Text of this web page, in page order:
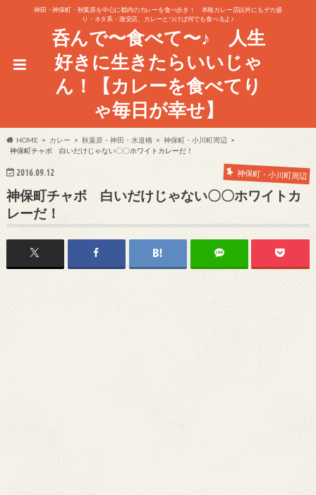
神田・神保町・秋葉原を中心に都内のカレーを食べ歩き！ 本格カレー店以外にもデカ盛
り・ネタ系・激安店、カレーとつけば何でも食べるよ♪
呑んで〜食べて〜♪ 人生
好きに生きたらいいじゃ
ん！【カレーを食べてり
ゃ毎日が幸せ】
HOME カレー 秋葉原・神田・水道橋
神保町・小川町周辺
神保町チャボ 白いだけじゃない〇〇ホワイトカレーだ！
2016.09.12 神保町・小川町周辺
神保町チャボ 白いだけじゃない〇〇ホワイトカ
レーだ！